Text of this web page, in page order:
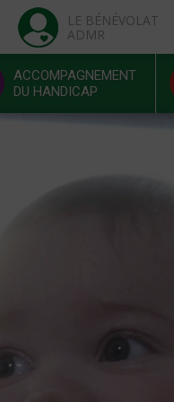
LE BÉNÉVOLAT
ADMR
ACCOMPAGNEMENT
DU HANDICAP